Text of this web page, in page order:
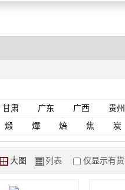
甘肃 广东 广西 贵州
煅 燀 焙 焦 炭
Y 大图 Z 列表 仅显示有货